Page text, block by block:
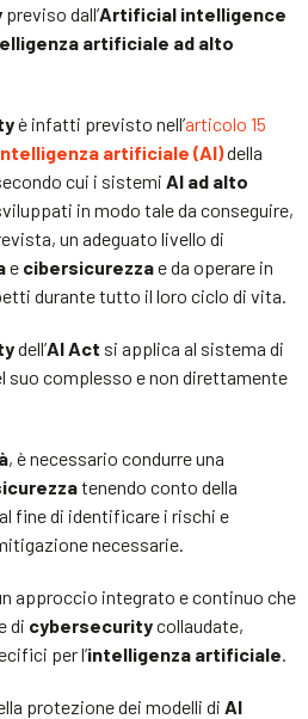
previso dall’Artificial intelligence
artificiale ad alto
è infatti previsto nell’articolo 15
artificiale (AI)della
cui i sistemi AI ad alto
in modo tale da conseguire,
un adeguato livello di
e cibersicurezzae da operare in
durante tutto il loro ciclo di vita.
dell’AI Act si applica al sistema di
suo complesso e non direttamente
, è necessario condurre una
tenendo conto della
fine di identificare i rischi e
necessarie.
approccio integrato e continuo che
di cybersecuritycollaudate,
per l’intelligenza artificiale.
protezione dei modelli di AI